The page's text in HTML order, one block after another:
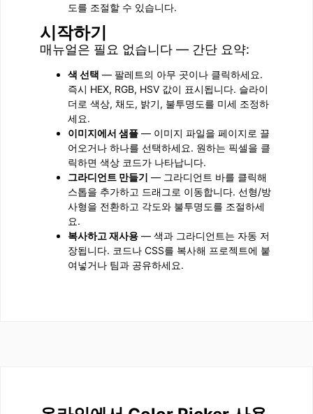
도를 조절할 수 있습니다.
시작하기
매뉴얼은 필요 없습니다 — 간단 요약:
색 선택 — 팔레트의 아무 곳이나 클릭하세요.
즉시 HEX, RGB, HSV 값이 표시됩니다. 슬라이
더로 색상, 채도, 밝기, 불투명도를 미세 조정하
세요.
이미지에서 샘플 — 이미지 파일을 페이지로 끌
어오거나 하나를 선택하세요. 원하는 픽셀을 클
릭하면 색상 코드가 나타납니다.
그라디언트 만들기 — 그라디언트 바를 클릭해
스톱을 추가하고 드래그로 이동합니다. 선형/방
사형을 전환하고 각도와 불투명도를 조절하세
요.
복사하고 재사용 — 색과 그라디언트는 자동 저
장됩니다. 코드나 CSS를 복사해 프로젝트에 붙
여넣거나 팀과 공유하세요.